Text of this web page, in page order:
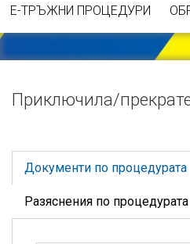
Е-ТРЪЖНИ ПРОЦЕДУРИ
Приключилa/
Документи по процедурата
Разяснения по процедурата